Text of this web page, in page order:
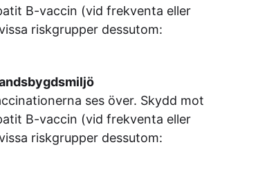
B-vaccin (vid frekventa eller
riskgrupper dessutom:
ses över. Skydd mot
B-vaccin (vid frekventa eller
riskgrupper dessutom: